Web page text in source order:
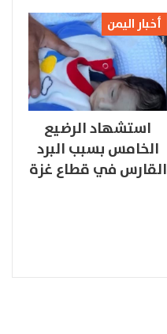
أخبار اليمن
استشهاد الرضيع
الخامس بسبب البرد
القارس في قطاع غزة